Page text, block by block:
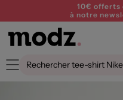
10€ offerts
à notre